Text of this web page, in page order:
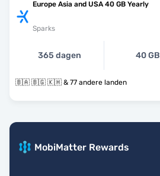
Europe Asia and USA 40 GB Yearly
Sparks
365 dagen 40 GB
🇧🇦 🇧🇬 🇰🇭 & 77 andere landen
MobiMatter Rewards